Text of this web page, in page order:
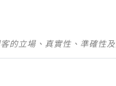
的立場、真實性、準確性